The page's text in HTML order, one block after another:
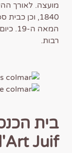
מועצה. לאורך
1840, וכן
המאה
רבות.
בית
Juif